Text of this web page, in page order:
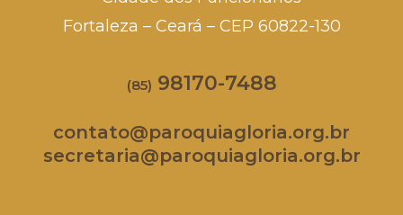
Fortaleza – Ceará – CEP 60822-130
(85) 98170-7488
contato@paroquiagloria.org.br
secretaria@paroquiagloria.org.br